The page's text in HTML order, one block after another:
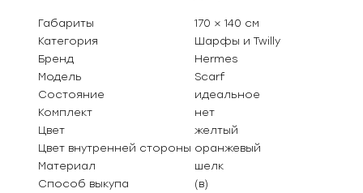
Габариты
170 × 140 см
Категория
Шарфы и Twilly
Бренд
Hermes
Модель
Scarf
Состояние
идеальное
Комплект
нет
Цвет
желтый
Цвет внутренней стороны оранжевый
Материал
шелк
Способ выкупа
(в)